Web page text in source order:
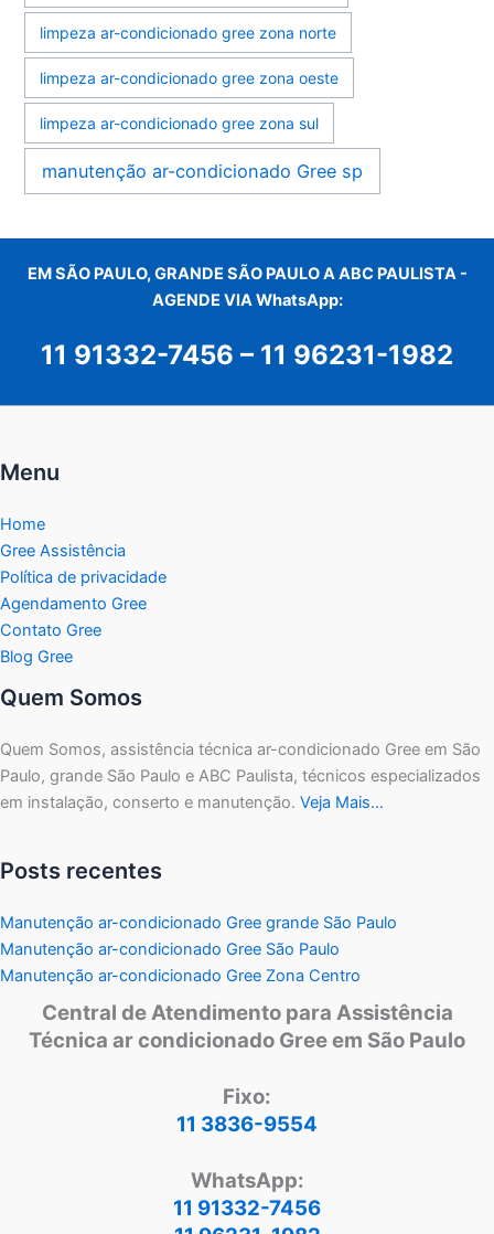
limpeza ar-condicionado gree zona norte
limpeza ar-condicionado gree zona oeste
limpeza ar-condicionado gree zona sul
manutenção ar-condicionado Gree sp
EM SÃO PAULO, GRANDE SÃO PAULO A ABC PAULISTA -
AGENDE VIA WhatsApp:
11 91332-7456 – 11 96231-1982
Menu
Home
Gree Assistência
Política de privacidade
Agendamento Gree
Contato Gree
Blog Gree
Quem Somos
Quem Somos, assistência técnica ar-condicionado Gree em São
Paulo, grande São Paulo e ABC Paulista, técnicos especializados
em instalação, conserto e manutenção. Veja Mais…
Posts recentes
Manutenção ar-condicionado Gree grande São Paulo
Manutenção ar-condicionado Gree São Paulo
Manutenção ar-condicionado Gree Zona Centro
Central de Atendimento para Assistência
Técnica ar condicionado Gree em São Paulo
Fixo:
11 3836-9554
WhatsApp:
11 91332-7456